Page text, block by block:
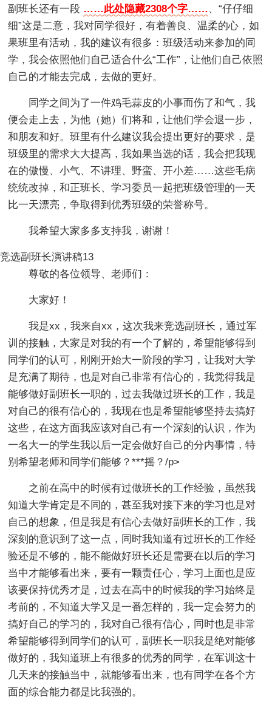
副班长还有一段 ……此处隐藏2308个字…… 、“仔仔细
细”这是二意，我对同学很好，有着善良、温柔的心，如
果班里有活动，我的建议有很多：班级活动来参加的同
学，我会依照他们自己适合什么“工作”，让他们自己依照
自己的才能去完成，去做的更好。
同学之间为了一件鸡毛蒜皮的小事而伤了和气，我
便会走上去，为他（她）们将和，让他们学会退一步，
和朋友和好。班里有什么建议我会提出更好的要求，是
班级里的需求大大提高，我如果当选的话，我会把我现
在的傲慢、小气、不讲理、野蛮、开小差……这些毛病
统统改掉，和正班长、学习委员一起把班级管理的一天
比一天漂亮，争取得到优秀班级的荣誉称号。
我希望大家多多支持我，谢谢！
竞选副班长演讲稿13
尊敬的各位领导、老师们：
大家好！
我是xx，我来自xx，这次我来竞选副班长，通过军
训的接触，大家是对我的有一个了解的，希望能够得到
同学们的认可，刚刚开始大一阶段的学习，让我对大学
是充满了期待，也是对自己非常有信心的，我觉得我是
能够做好副班长一职的，过去我做过班长的工作，我是
对自己的很有信心的，我现在也是希望能够坚持去搞好
这些，在这方面我应该对自己有一个深刻的认识，作为
一名大一的学生我以后一定会做好自己的分内事情，特
别希望老师和同学们能够？***摇？/p>
之前在高中的时候有过做班长的工作经验，虽然我
知道大学肯定是不同的，甚至我对接下来的学习也是对
自己的想象，但是我是有信心去做好副班长的工作，我
深刻的意识到了这一点，同时我知道有过班长的工作经
验还是不够的，能不能做好班长还是需要在以后的学习
当中才能够看出来，要有一颗责任心，学习上面也是应
该要保持优秀才是，过去在高中的时候我的学习始终是
考前的，不知道大学又是一番怎样的，我一定会努力的
搞好自己的学习的，我对自己很有信心，同时也是非常
希望能够得到同学们的认可，副班长一职我是绝对能够
做好的，我知道班上有很多的优秀的同学，在军训这十
几天来的接触当中，就能够看出来，也有同学在各个方
面的综合能力都是比我强的。